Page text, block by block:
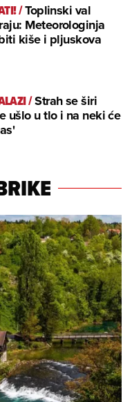
/Toplinski val
Meteorologinja
kiše i pljuskova
/Strah se širi
ušlo u tlo i na neki će